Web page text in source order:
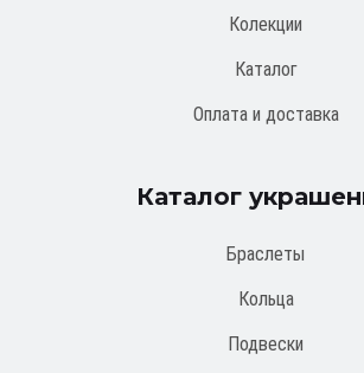
Колекции
Каталог
Оплата и доставка
Каталог
Браслеты
Кольца
Подвески